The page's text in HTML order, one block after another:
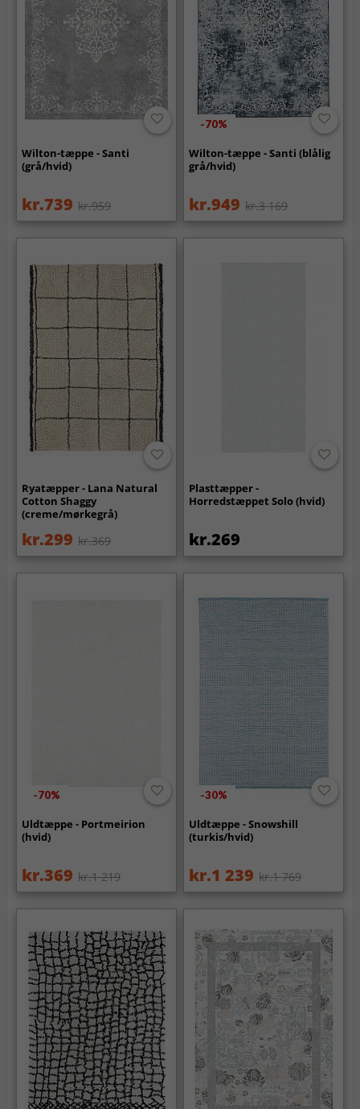
Wilton-tæppe - Santi
(grå/hvid)
kr.739 kr.959
-70%
Wilton-tæppe - Santi (blålig
grå/hvid)
kr.949 kr.3 169
Ryatæpper - Lana Natural
Cotton Shaggy
(creme/mørkegrå)
kr.299 kr.369
Plasttæpper -
Horredstæppet Solo (hvid)
kr.269
-70%
Uldtæppe - Portmeirion
(hvid)
kr.369 kr.1 219
-30%
Uldtæppe - Snowshill
(turkis/hvid)
kr.1 239 kr.1 769